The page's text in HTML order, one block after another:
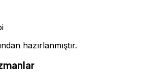
hazırlanmıştır.